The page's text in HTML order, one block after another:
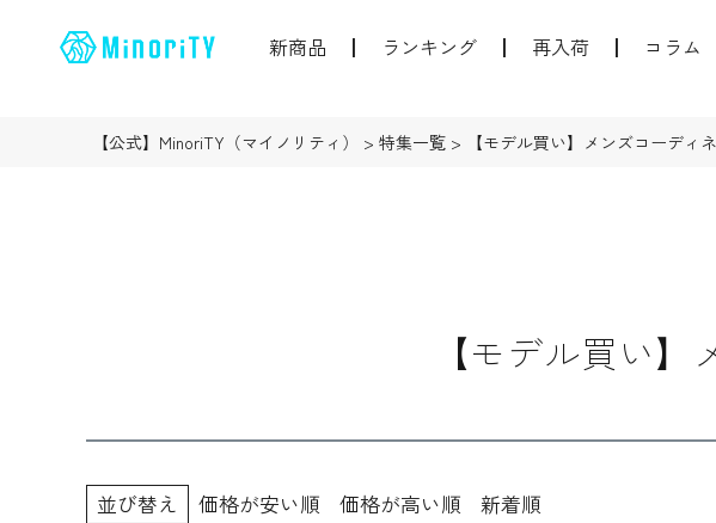
新商品 ランキング 再入荷 コラム
【公式】MinoriTY（マイノリティ） 特集一覧 【モデル買い】メンズコーディ
【モデル買い
並び替え 価格が安い順 価格が高い順 新着順